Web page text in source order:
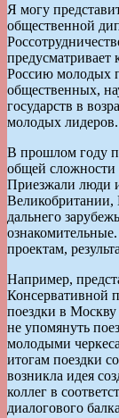
Я могу
общественной
предусматривает
Россию молодых
общественных,
государств в
молодых лидеров.
В прошлом году
общей сложности
Приезжали люди
Великобритании,
дальнего
проектам,
Например,
Консервативной
поездки в
не упомянуть
молодыми
итогам поездки
возникла идея
коллег в
диалогового